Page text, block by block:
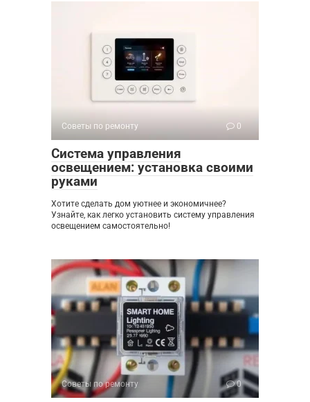
Советы по ремонту 0
Система управления
освещением: установка своими
руками
Хотите сделать дом уютнее и экономичнее?
Узнайте, как легко установить систему управления
освещением самостоятельно!
Советы по ремонту 0